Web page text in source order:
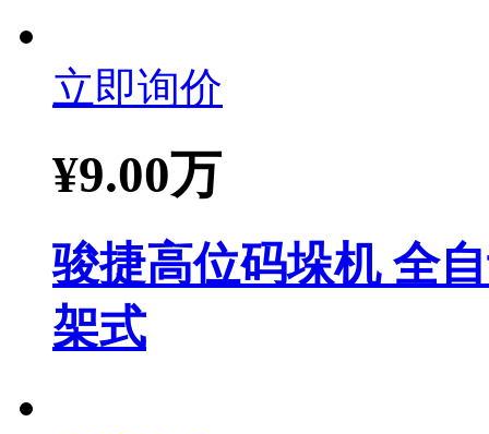
立即询价
¥9.00万
骏捷高位码垛机 全
架式